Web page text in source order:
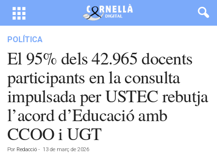
POLÍTICA
El 95% dels 42.965 docents
participants en la consulta
impulsada per USTEC rebutja
l’acord d’Educació amb
CCOO i UGT
Por Redacció - 13 de març de 2026